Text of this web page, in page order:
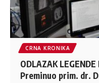
CRNA KRONIKA
ODLAZAK LEGENDE
Preminuo prim. dr.